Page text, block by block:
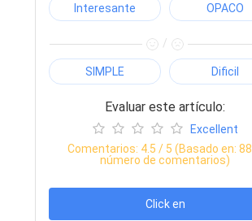
Interesante OPACO
/
SIMPLE Dificil
Evaluar este artículo:
Excellent
Comentarios: 4.5 / 5 (Basado en: 88
número de comentarios)
Click en